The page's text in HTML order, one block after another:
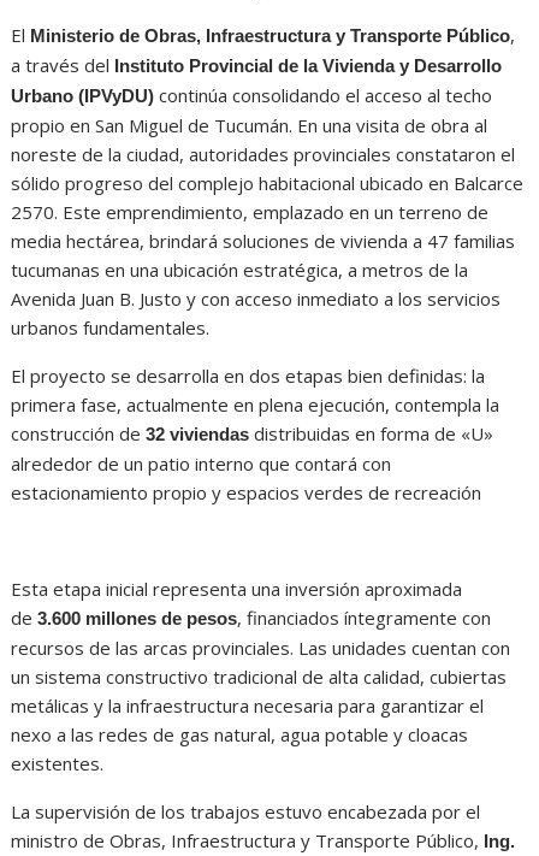
El Ministerio de Obras, Infraestructura y Transporte Público,
a través del Instituto Provincial de la Vivienda y Desarrollo
Urbano (IPVyDU)continúa consolidando el acceso al techo
propio en San Miguel de Tucumán. En una visita de obra al
noreste de la ciudad, autoridades provinciales constataron el
sólido progreso del complejo habitacional ubicado en Balcarce
2570. Este emprendimiento, emplazado en un terreno de
media hectárea, brindará soluciones de vivienda a 47 familias
tucumanas en una ubicación estratégica, a metros de la
Avenida Juan B. Justo y con acceso inmediato a los servicios
urbanos fundamentales.
El proyecto se desarrolla en dos etapas bien definidas: la
primera fase, actualmente en plena ejecución, contempla la
construcción de32 viviendas distribuidas en forma de «U»
alrededor de un patio interno que contará con
estacionamiento propio y espacios verdes de recreación
Esta etapa inicial representa una inversión aproximada
de3.600 millones de pesos, financiados íntegramente con
recursos de las arcas provinciales. Las unidades cuentan con
un sistema constructivo tradicional de alta calidad, cubiertas
metálicas y la infraestructura necesaria para garantizar el
nexo a las redes de gas natural, agua potable y cloacas
existentes.
La supervisión de los trabajos estuvo encabezada por el
ministro de Obras, Infraestructura y Transporte Público, Ing.